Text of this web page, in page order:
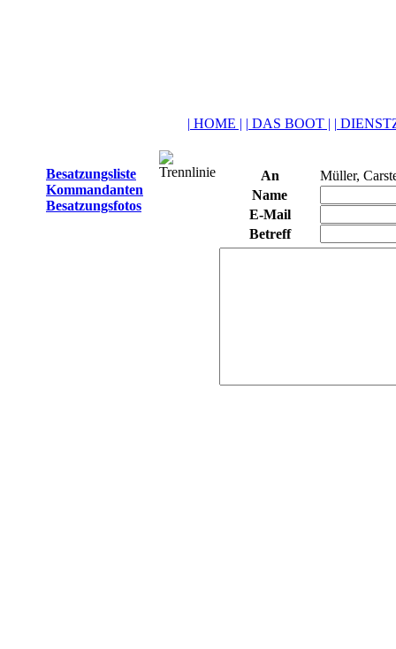
| HOME | | DAS BOOT | |
Besatzungsliste
Kommandanten
Besatzungsfotos
An
Müller,
Name
E-Mail
Betreff